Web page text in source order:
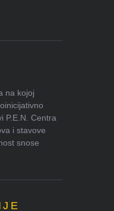
na kojoj
P.E.N. Centra
i stavove
snose